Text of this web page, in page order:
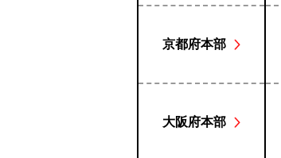
京都府本部
大阪府本部